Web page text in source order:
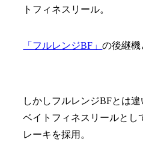
トフィネスリール。
「フルレンジBF」の後継機
しかしフルレンジBFとは
ベイトフィネスリールとし
レーキを採用。